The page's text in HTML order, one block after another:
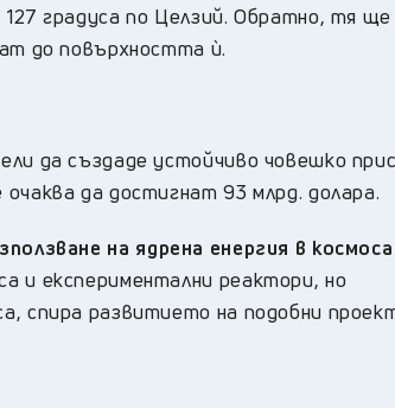
градуса по Целзий. Обратно, тя
до повърхността ѝ.
да създаде устойчиво човешко
да достигнат 93 млрд. долара.
на ядрена енергия в
и експериментални реактори, но
спира развитието на подобни